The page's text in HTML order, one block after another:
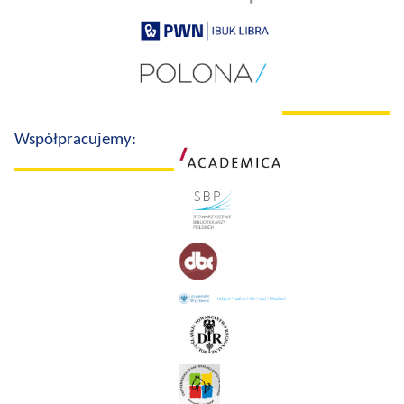
Współpracujemy: